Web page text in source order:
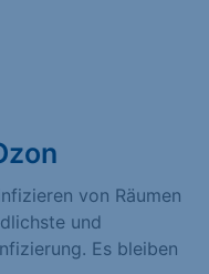
von Räumen
und
Es bleiben